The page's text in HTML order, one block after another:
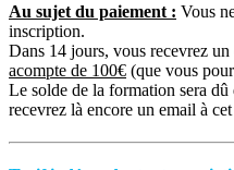
Au sujet du paiement : Vous
inscription.
Dans 14 jours, vous recevrez
acompte de 100€ (que vous
Le solde de la formation sera
recevrez là encore un email à